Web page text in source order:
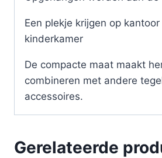
Een plekje krijgen op
kinderkamer
De compacte maat maakt
combineren met andere
accessoires.
Gerelateerde